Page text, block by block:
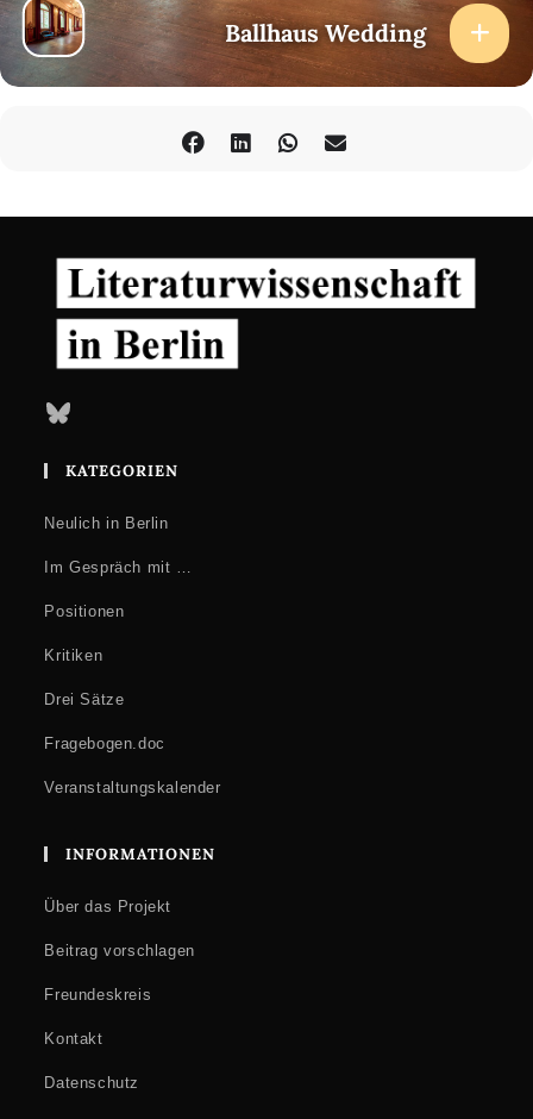
Ballhaus Wedding
Bluesky
KATEGORIEN
Neulich in Berlin
Im Gespräch mit …
Positionen
Kritiken
Drei Sätze
Fragebogen.doc
Veranstaltungskalender
INFORMATIONEN
Über das Projekt
Beitrag vorschlagen
Freundeskreis
Kontakt
Datenschutz